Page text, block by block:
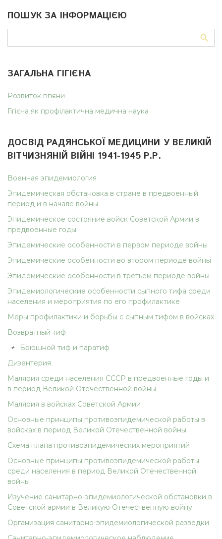
ПОШУК ЗА ІНФОРМАЦІЄЮ
ЗАГАЛЬНА ГІГІЄНА
Розвиток гігієни
Гігієна як профілактична медична наука
ДОСВІД РАДЯНСЬКОЇ МЕДИЦИНИ У ВЕЛИКІЙ
ВІТЧИЗНЯНІЙ ВІЙНІ 1941-1945 Р.Р.
Военная эпидемиология
Эпидемическая обстановка в стране в предвоенный
период и в начале войны
Эпидемическое состояние войск Советской Армии в
предвоенные годы
Эпидемические особенности в первом периоде войны
Эпидемические особенности во втором периоде войны
Эпидемические особенности в третьем периоде войны
Эпидемиологические особенности сыпного тифа среди
населения и мероприятия по его профилактике
Меры профилактики и борьбы с сыпным тифом в войсках
Возвратный тиф
+
Брюшной тиф и паратиф
Дизентерия
Малярия среди населения СССР в предвоенные годы и
в период Великой Отечественной войны
Малярия в войсках Советской Армии
Основные принципы противоэпидемической работы в
войсках в период Великой Отечественной войны
Схема плана противоэпидемических мероприятий
Основные принципы противоэпидемической работы
среди населения в период Великой Отечественной
войны
Изучение санитарно-эпидемиологической обстановки в
Советской армии в Великую Отечественную войну
Организация санитарно-эпидемиологической разведки